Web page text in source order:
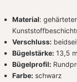
Material:
Verschluss:
Bügelstärke: 13,5
Bügelprofil:
Farbe: schwarz